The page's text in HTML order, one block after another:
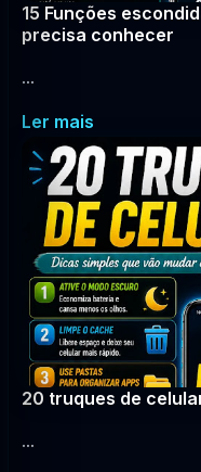
15 Funções
precisa conhecer
...
Ler mais
20 truques de
...